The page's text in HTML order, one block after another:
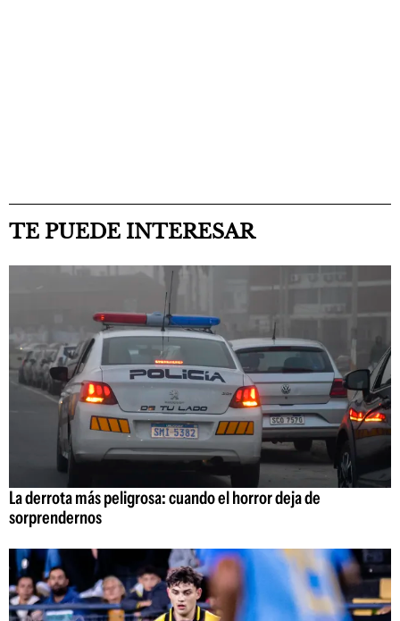
TE PUEDE INTERESAR
La derrota más peligrosa: cuando el horror deja de
sorprendernos